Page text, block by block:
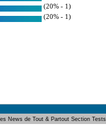
(20% - 1)
(20% - 1)
News de Tout & Partout Section Tests